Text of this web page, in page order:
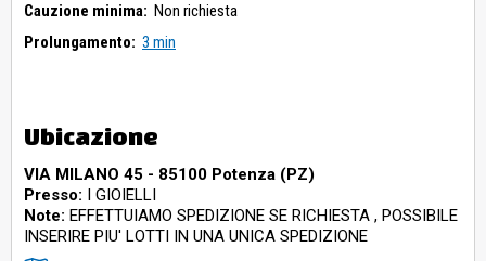
Cauzione minima: Non richiesta
Prolungamento: 3 min
Ubicazione
VIA MILANO 45 - 85100 Potenza (PZ)
Presso: I GIOIELLI
Note: EFFETTUIAMO SPEDIZIONE SE RICHIESTA , POSSIBILE
INSERIRE PIU' LOTTI IN UNA UNICA SPEDIZIONE